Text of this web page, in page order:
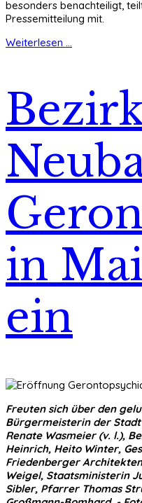
besonders benachteiligt,
Pressemitteilung mit.
Weiterlesen ...
in
ein
Freuten sich über den
Bürgermeisterin der
Renate Wasmeier (v. l.),
Heinrich, Heito Winter,
Friedenberger
Weigel, Staatsministerin
Sibler, Pfarrer Thomas